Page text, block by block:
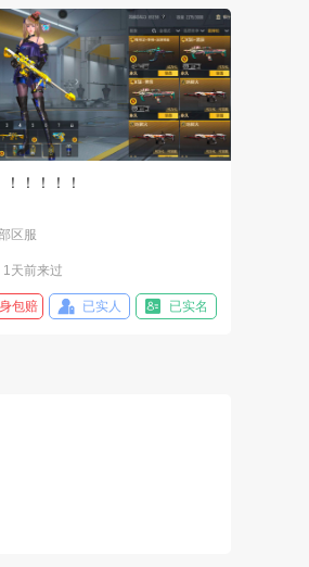
220.00 元 2026-07-14
】用户103*****3
220.00 元 2026-07-13
】用户197*****e
450.00 元
】用户889*****d
：世界】用户278*****5
！！！！
区服
1天前来过
包赔 已实人 已实名